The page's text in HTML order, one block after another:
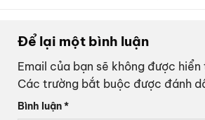
Để lại một bình luận
Email của bạn sẽ không được
Các trường bắt buộc được đánh
Bình luận*